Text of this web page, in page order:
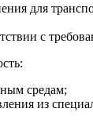
для
с
средам;
из